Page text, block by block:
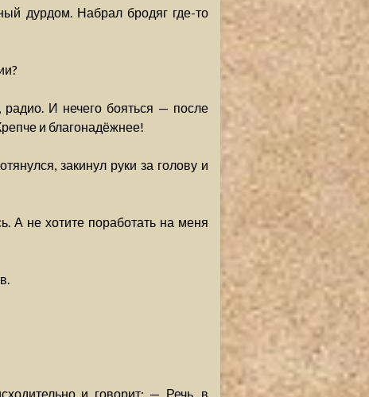
дурдом. Набрал бродяг где-то
И нечего бояться — после
и благонадёжнее!
закинул руки за голову и
А не хотите поработать на меня
и говорит: — Речь, в